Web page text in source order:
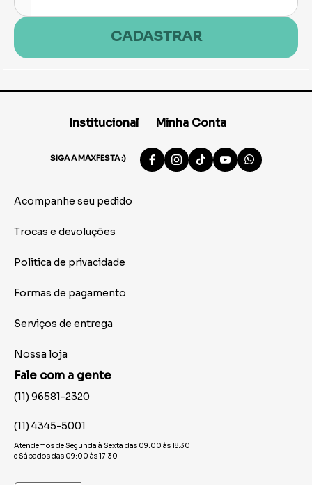
CADASTRAR
Institucional Minha Conta
SIGA A MAXFESTA :)
Acompanhe seu pedido
Trocas e devoluções
Politica de privacidade
Formas de pagamento
Serviços de entrega
Nossa loja
Fale com a gente
(11) 96581-2320
(11) 4345-5001
Atendemos de Segunda à Sexta das 09:00 às 18:30
e Sábados das 09:00 às 17:30